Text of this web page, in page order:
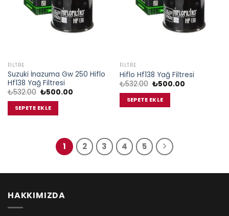
FILTRE
Suzuki İnazuma Gw 250 Hiflo
Hf138 Yağ Filtresi
₺532.00 Orijinal
₺532.00.
₺500.00Şu
SEPETE EKLE
FILTRE
Hiflo Hf138 Yağ Filtresi
₺532.00 Orijinal
₺532.00.
₺500.00Şu
SEPETE EKLE
1 2 3 4 5
HAKKIMIZDA